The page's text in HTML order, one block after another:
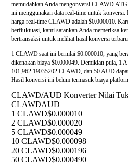
memudahkan Anda mengonversi
ini menggunakan data real-time untuk
harga real-time CLAWD adalah $0.000010.
berfluktuasi, kami sarankan Anda memeriksa
bertransaksi untuk melihat hasil konversi
1 CLAWD saat ini bernilai $0.000010, yang
dikenakan biaya $0.000049. Demikian pula, 1
101,962.19035202 CLAWD, dan 50 AUD
Hasil konversi ini belum termasuk biaya
CLAWD/AUD Konverter Nilai
CLAWDAUD
1 CLAWD$0.000010
2 CLAWD$0.000020
5 CLAWD$0.000049
10 CLAWD$0.000098
20 CLAWD$0.000196
50 CLAWD$0.000490